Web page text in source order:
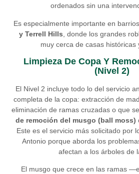
ordenados sin una
Es especialmente importante en
y Terrell Hills , donde los grandes
muy cerca de casas históricas
Limpieza De Copa Y
(Nivel 2)
El Nivel 2 incluye todo lo del servicio
completa de la copa: extracción de
eliminación de ramas cruzadas o que
de remoción del musgo (ball moss)
Este es el servicio más solicitado por
Antonio porque aborda los
afectan a los árboles de
El musgo que crece en las ramas